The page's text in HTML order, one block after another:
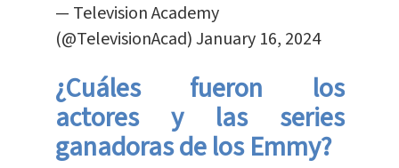
— Television Academy
(@TelevisionAcad)January 16, 2024
¿Cuáles fueron los
actores y las series
ganadoras de los Emmy?